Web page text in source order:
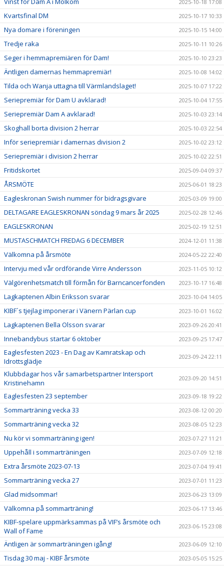
2025-10-18 17:08
Kvartsfinal DM 2025-10-17 10:33
Nya domare i föreningen 2025-10-15 14:00
Tredje raka 2025-10-11 10:26
Seger i hemmapremiären för Dam! 2025-10-10 23:23
Äntligen damernas hemmapremiär! 2025-10-08 14:02
Tilda och Wanja uttagna till Värmlandslaget! 2025-10-07 17:22
Seriepremiär för Dam U avklarad! 2025-10-04 17:55
Seriepremiär Dam A avklarad! 2025-10-03 23:14
Skoghall borta division 2 herrar 2025-10-03 22:54
Inför seriepremiär i damernas division 2 2025-10-02 23:12
Seriepremiär i division 2 herrar 2025-10-02 22:51
Fritidskortet 2025-09-04 09:37
ÅRSMÖTE 2025-06-01 18:23
Eagleskronan Swish nummer för bidragsgivare 2025-03-09 19:00
DELTAGARE EAGLESKRONAN söndag 9 mars år 2025 2025-02-28 12:46
EAGLESKRONAN 2025-02-19 12:51
MUSTASCHMATCH FREDAG 6 DECEMBER 2024-12-01 11:38
Välkomna på årsmöte 2024-05-22 22:40
Intervju med vår ordförande Virre Andersson 2023-11-05 10:12
Välgörenhetsmatch till förmån för Barncancerfonden 2023-10-17 16:48
Lagkaptenen Albin Eriksson svarar 2023-10-04 14:05
KIBF´s tjejlag imponerar i Vänern Pärlan cup 2023-10-01 16:02
Lagkaptenen Bella Olsson svarar 2023-09-26 20:41
Innebandybus startar 6 oktober 2023-09-25 17:47
Eaglesfesten 2023 - En Dag av Kamratskap och
Idrottsglädje
2023-09-24 22:11
Klubbdagar hos vår samarbetspartner Intersport
Kristinehamn
2023-09-20 14:51
Eaglesfesten 23 september 2023-09-18 19:22
Sommarträning vecka 33 2023-08-12 00:20
Sommarträning vecka 32 2023-08-05 12:23
Nu kör vi sommarträning igen! 2023-07-27 11:21
Uppehåll i sommarträningen 2023-07-09 12:18
Extra årsmöte 2023-07-13 2023-07-04 19:41
Sommarträning vecka 27 2023-07-01 11:23
Glad midsommar! 2023-06-23 13:09
Välkomna på sommarträning! 2023-06-17 13:46
KIBF-spelare uppmärksammas på VIF’s årsmöte och
Wall of Fame
2023-06-15 23:08
Äntligen är sommarträningen igång! 2023-06-09 12:10
Tisdag 30 maj - KIBF årsmöte 2023-05-05 15:25